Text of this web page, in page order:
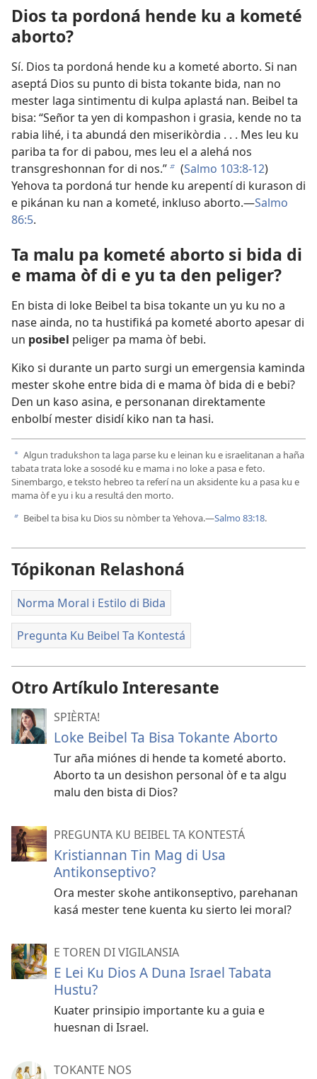
Dios ta pordoná hende ku a kometé
aborto?
Sí. Dios ta pordoná hende ku a kometé aborto. Si nan
aseptá Dios su punto di bista tokante bida, nan no
mester laga sintimentu di kulpa aplastá nan. Beibel ta
bisa: “Señor ta yen di kompashon i grasia, kende no ta
rabia lihé, i ta abundá den miserikòrdia . . . Mes leu ku
pariba ta for di pabou, mes leu el a alehá nos
transgreshonnan for di nos.”b (Salmo 103:8-12)
Yehova ta pordoná tur hende ku arepentí di kurason di
e pikánan ku nan a kometé, inkluso aborto.—Salmo
86:5.
Ta malu pa kometé aborto si bida di
e mama òf di e yu ta den peliger?
En bista di loke Beibel ta bisa tokante un yu ku no a
nase ainda, no ta hustifiká pa kometé aborto apesar di
un posibel peliger pa mama òf bebi.
Kiko si durante un parto surgi un emergensia kaminda
mester skohe entre bida di e mama òf bida di e bebi?
Den un kaso asina, e personanan direktamente
enbolbí mester disidí kiko nan ta hasi.
a Algun tradukshon ta laga parse ku e leinan ku e israelitanan a haña
tabata trata loke a sosodé ku e mama i no loke a pasa e feto.
Sinembargo, e teksto hebreo ta referí na un aksidente ku a pasa ku e
mama òf e yu i ku a resultá den morto.
b Beibel ta bisa ku Dios su nòmber ta Yehova.—Salmo 83:18.
Tópikonan Relashoná
Norma Moral i Estilo di Bida
Pregunta Ku Beibel Ta Kontestá
Otro Artíkulo Interesante
SPIÈRTA!
Loke Beibel Ta Bisa Tokante Aborto
Tur aña miónes di hende ta kometé aborto.
Aborto ta un desishon personal òf e ta algu
malu den bista di Dios?
PREGUNTA KU BEIBEL TA KONTESTÁ
Kristiannan Tin Mag di Usa
Antikonseptivo?
Ora mester skohe antikonseptivo, parehanan
kasá mester tene kuenta ku sierto lei moral?
E TOREN DI VIGILANSIA
E Lei Ku Dios A Duna Israel Tabata
Hustu?
Kuater prinsipio importante ku a guia e
huesnan di Israel.
TOKANTE NOS